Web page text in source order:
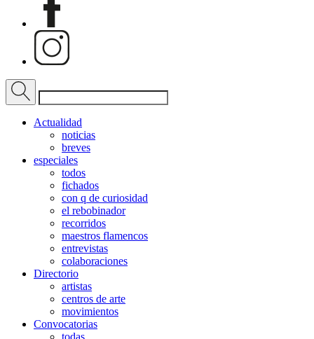
Actualidad
noticias
breves
especiales
todos
fichados
con q de curiosidad
el rebobinador
recorridos
maestros flamencos
entrevistas
colaboraciones
Directorio
artistas
centros de arte
movimientos
Convocatorias
todas